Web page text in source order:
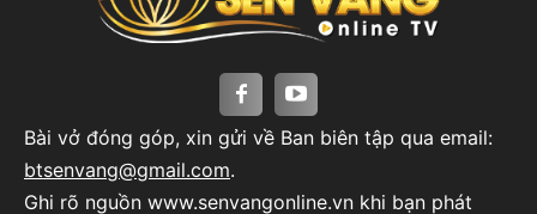
Bài vở đóng góp, xin gửi về Ban biên tập qua email:
btsenvang@gmail.com.
Ghi rõ nguồn www.senvangonline.vn khi bạn phát